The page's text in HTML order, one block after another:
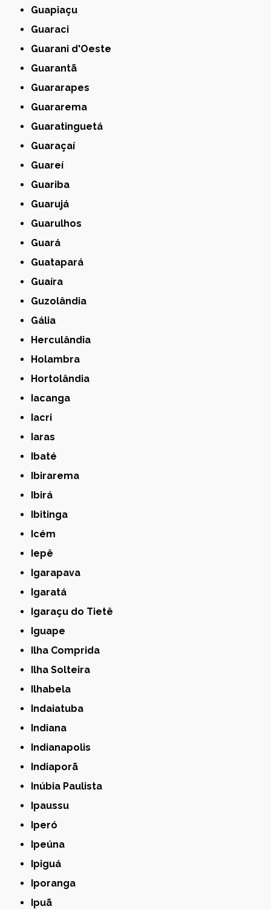
Guapiaçu
Guaraci
Guarani d'Oeste
Guarantã
Guararapes
Guararema
Guaratinguetá
Guaraçaí
Guareí
Guariba
Guarujá
Guarulhos
Guará
Guatapará
Guaíra
Guzolândia
Gália
Herculândia
Holambra
Hortolândia
Iacanga
Iacri
Iaras
Ibaté
Ibirarema
Ibirá
Ibitinga
Icém
Iepê
Igarapava
Igaratá
Igaraçu do Tietê
Iguape
Ilha Comprida
Ilha Solteira
Ilhabela
Indaiatuba
Indiana
Indianapolis
Indiaporã
Inúbia Paulista
Ipaussu
Iperó
Ipeúna
Ipiguá
Iporanga
Ipuã